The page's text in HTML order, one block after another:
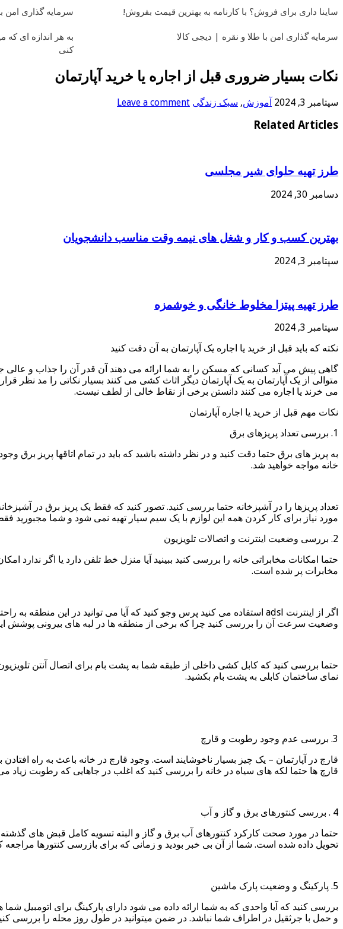
ساینا داری برای فروش؟ با کارنامه به بهترین قیمت بفروش! سرمایه گذاری امن
سرمایه گذاری امن با طلا و نقره | دیجی کالا
به هر اندازه ای
کنی
نکات بسیار ضروری قبل از اجاره یا خرید آپارتمان
سپتامبر 3, 2024 آموزش, سبک زندگی Leave a comment
Related Articles
طرز تهیه حلوای شیر مجلسی
دسامبر 30, 2024
بهترین کسب و کار و شغل های نیمه وقت مناسب دانشجویان
سپتامبر 3, 2024
طرز تهیه پیتزا مخلوط خانگی و خوشمزه
سپتامبر 3, 2024
نکته که باید قبل از خرید یا اجاره یک آپارتمان به آن دقت کنید
گاهی پیش می آید کسانی که مسکن را به شما ارائه می دهند آن قدر آن را جذاب و
متوالی از یک آپارتمان به یک آپارتمان دیگر اثاث کشی می کنند بسیار نکاتی را مد نظر
می خرند یا اجاره می کنند دانستن برخی از نقاط خالی از لطف نیست.
نکات مهم قبل از خرید یا اجاره آپارتمان
1. بررسی تعداد پریزهای برق
به پریز های برق حتما دقت کنید و در نظر داشته باشید که باید در تمام اتاقها پریز برق
خانه مواجه خواهید شد.
تعداد پریزها را در آشپزخانه حتما بررسی کنید. تصور کنید که فقط یک پریز برق در
مورد نیاز برای کار کردن همه این لوازم با یک سیم سیار تهیه نمی شود و شما مجبورید
2. بررسی وضعیت اینترنت و اتصالات تلویزیون
حتما امکانات مخابراتی خانه را بررسی کنید ببینید آیا منزل خط تلفن دارد یا اگر
مخابرات پر شده است.
وضعیت سرعت آن را بررسی کنید چرا که برخی از منطقه ها در لبه های بیرونی پوشش
حتما بررسی کنید که کابل کشی داخلی از طبقه شما به پشت بام برای اتصال آنتن
نمای ساختمان کابلی به پشت بام بکشید.
3. بررسی عدم وجود رطوبت و قارچ
قارچ در آپارتمان – یک چیز بسیار ناخوشایند است. وجود قارچ در خانه باعث به راه
قارچ ها حتما لکه های سیاه در خانه را بررسی کنید که اغلب در جاهایی که رطوبت زیاد
4 . بررسی کنتورهای برق و گاز و آب
حتما در مورد صحت کارکرد کنتورهای آب برق و گاز و البته تسویه کامل قبض های
تحویل داده شده است. شما از آن بی خبر بودید و زمانی که برای بازرسی کنتورها
5. پارکینگ و وضعیت پارک ماشین
بررسی کنید که آیا واحدی که به شما ارائه داده می شود دارای پارکینگ برای اتومبیل
و حمل با جرثقیل در اطراف شما نباشد. در ضمن میتوانید در طول روز محله را بررسی